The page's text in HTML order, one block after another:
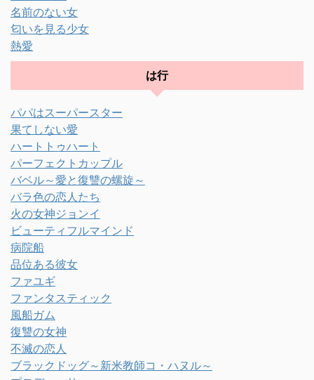
名前のない女
匂いを見る少女
熱愛
は行
パパはスーパースター
果てしない愛
ハートトゥハート
パーフェクトカップル
バベル～愛と復讐の螺旋～
バラ色の恋人たち
火の女神ジョンイ
ビューティフルマインド
病院船
品位ある彼女
ファユギ
ファンタスティック
風船ガム
復讐の女神
不滅の恋人
ブラックドッグ～新米教師コ・ハヌル～